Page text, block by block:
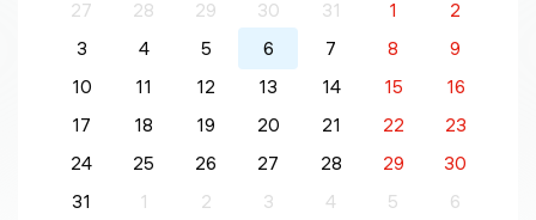
27 28 29 30 31 1
2
3
4 5 6 7 8
9
10
11 12 13 14 15
16
17
18 19 20 21 22
23
24
25 26 27 28 29
30
31
1 2 3 4 5 6